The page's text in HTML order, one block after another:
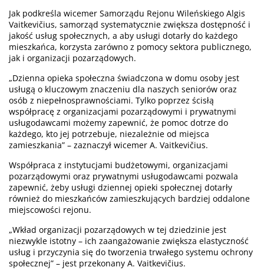
Jak podkreśla wicemer Samorządu Rejonu Wileńskiego Algis
Vaitkevičius, samorząd systematycznie zwiększa dostępność i
jakość usług społecznych, a aby usługi dotarły do każdego
mieszkańca, korzysta zarówno z pomocy sektora publicznego,
jak i organizacji pozarządowych.
„Dzienna opieka społeczna świadczona w domu osoby jest
usługą o kluczowym znaczeniu dla naszych seniorów oraz
osób z niepełnosprawnościami. Tylko poprzez ścisłą
współpracę z organizacjami pozarządowymi i prywatnymi
usługodawcami możemy zapewnić, że pomoc dotrze do
każdego, kto jej potrzebuje, niezależnie od miejsca
zamieszkania” – zaznaczył wicemer A. Vaitkevičius.
Współpraca z instytucjami budżetowymi, organizacjami
pozarządowymi oraz prywatnymi usługodawcami pozwala
zapewnić, żeby usługi dziennej opieki społecznej dotarły
również do mieszkańców zamieszkujących bardziej oddalone
miejscowości rejonu.
„Wkład organizacji pozarządowych w tej dziedzinie jest
niezwykle istotny – ich zaangażowanie zwiększa elastyczność
usług i przyczynia się do tworzenia trwałego systemu ochrony
społecznej” – jest przekonany A. Vaitkevičius.